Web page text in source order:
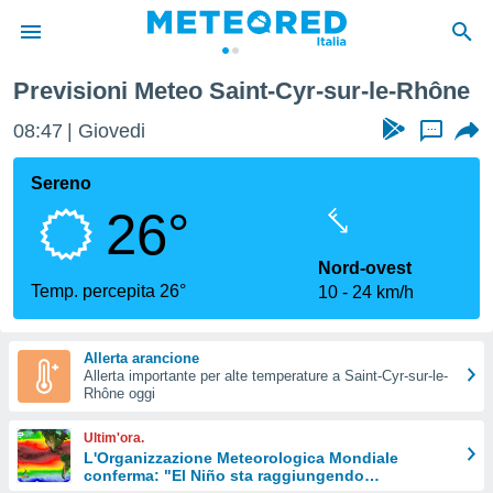
di
per
le
di
Web
le
Previsioni Meteo Saint-Cyr-sur-le-Rhône
08:47 Giovedi ...
Sereno
26°
Temp. percepita 26°
Nord-ovest
10
24 km/h
Allerta arancione
Allerta importante per alte temperature a Saint-Cyr-sur-le-
Rhône oggi
Ultim'ora.
L'Organizzazione Meteorologica Mondiale
conferma: "El Niño sta raggiungendo